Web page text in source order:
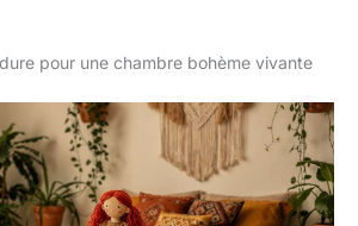
pour une chambre bohème vivante